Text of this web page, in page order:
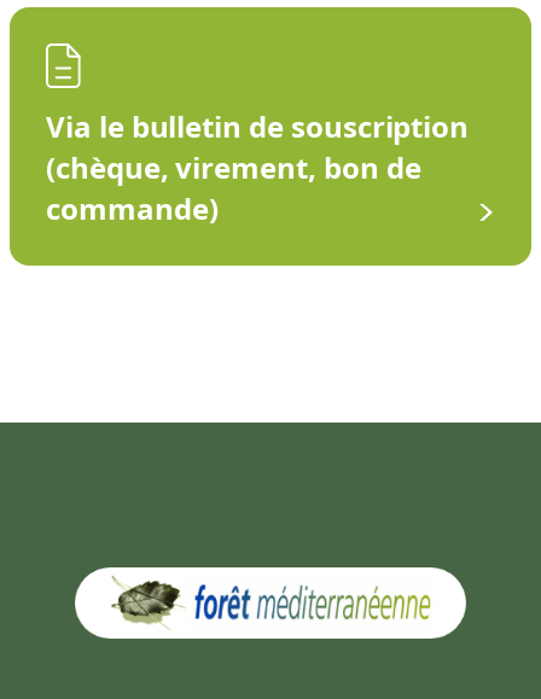
Via le bulletin de souscription
(chèque, virement, bon de
commande)